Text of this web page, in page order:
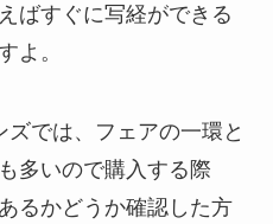
ばすぐに写経ができる
よ。
ズでは、フェアの一環と
多いので購入する際
るかどうか確認した方